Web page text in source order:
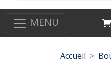
MENU
Accueil